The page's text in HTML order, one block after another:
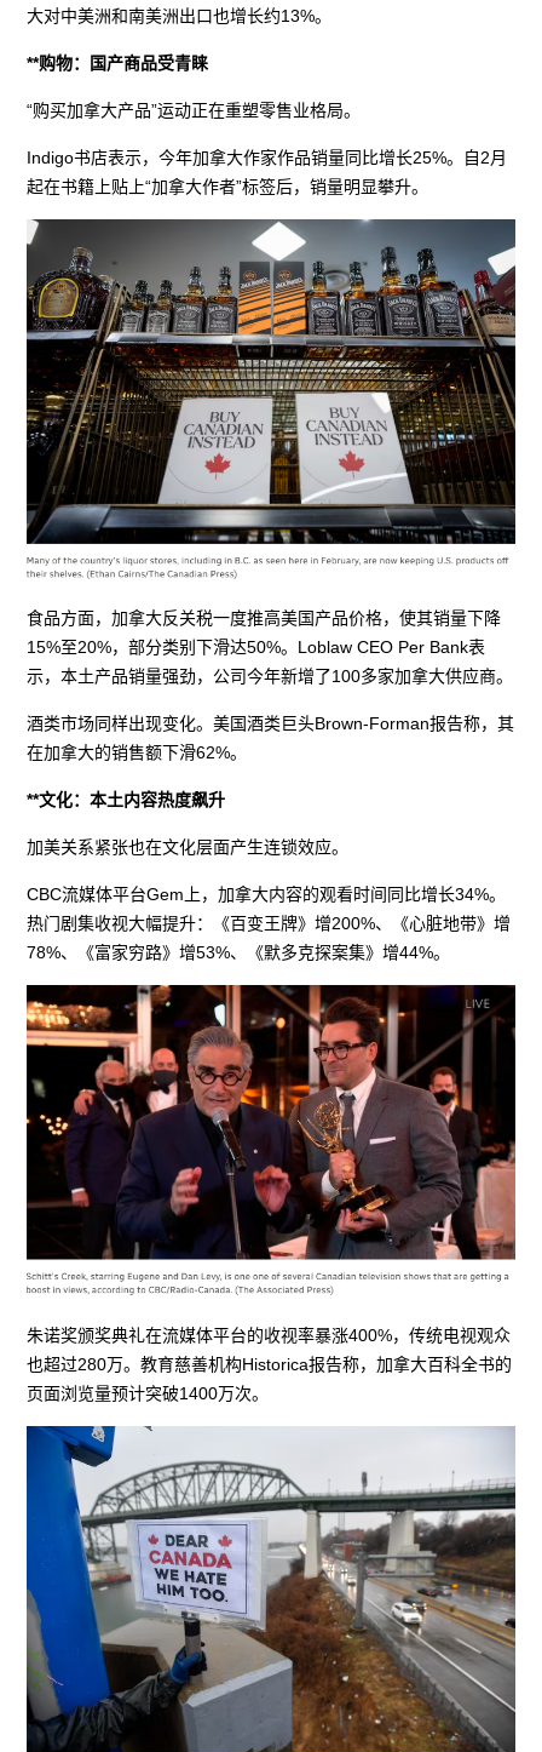
大对中美洲和南美洲出口也增长约13%。
**购物：国产商品受青睐
“购买加拿大产品”运动正在重塑零售业格局。
Indigo书店表示，今年加拿大作家作品销量同比增长25%。自2月
起在书籍上贴上“加拿大作者”标签后，销量明显攀升。
食品方面，加拿大反关税一度推高美国产品价格，使其销量下降
15%至20%，部分类别下滑达50%。Loblaw CEO Per Bank表
示，本土产品销量强劲，公司今年新增了100多家加拿大供应商。
酒类市场同样出现变化。美国酒类巨头Brown-Forman报告称，其
在加拿大的销售额下滑62%。
**文化：本土内容热度飙升
加美关系紧张也在文化层面产生连锁效应。
CBC流媒体平台Gem上，加拿大内容的观看时间同比增长34%。
热门剧集收视大幅提升：《百变王牌》增200%、《心脏地带》增
78%、《富家穷路》增53%、《默多克探案集》增44%。
朱诺奖颁奖典礼在流媒体平台的收视率暴涨400%，传统电视观众
也超过280万。教育慈善机构Historica报告称，加拿大百科全书的
页面浏览量预计突破1400万次。